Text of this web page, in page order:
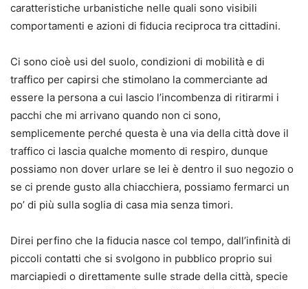
caratteristiche urbanistiche nelle quali sono visibili
comportamenti e azioni di fiducia reciproca tra cittadini.
Ci sono cioè usi del suolo, condizioni di mobilità e di
traffico per capirsi che stimolano la commerciante ad
essere la persona a cui lascio l’incombenza di ritirarmi i
pacchi che mi arrivano quando non ci sono,
semplicemente perché questa è una via della città dove il
traffico ci lascia qualche momento di respiro, dunque
possiamo non dover urlare se lei è dentro il suo negozio o
se ci prende gusto alla chiacchiera, possiamo fermarci un
po’ di più sulla soglia di casa mia senza timori.
Direi perfino che la fiducia nasce col tempo, dall’infinità di
piccoli contatti che si svolgono in pubblico proprio sui
marciapiedi o direttamente sulle strade della città, specie